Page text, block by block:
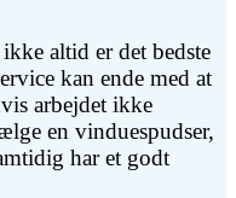
altid er det bedste
kan ende med at
arbejdet ikke
en vinduespudser,
har et godt